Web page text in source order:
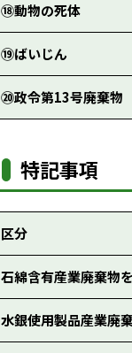
⑱動物の死体
⑲ばいじん
⑳政令第13号廃棄物
特記事項
区分
石綿含有産業廃棄物
水銀使用製品産業廃